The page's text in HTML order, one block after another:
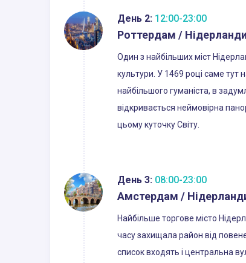
День 2: 12:00-23:00
Роттердам / Нідерланди
Один з найбільших міст
культури. У 1469 році саме тут
найбільшого гуманіста, в
відкривається неймовірна
цьому куточку Світу.
День 3: 08:00-23:00
Амстердам /
Найбільше торгове місто
часу захищала район від
список входять і центральна